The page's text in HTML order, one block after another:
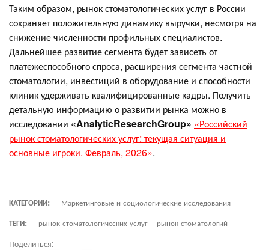
Таким образом, рынок стоматологических услуг в России
сохраняет положительную динамику выручки, несмотря на
снижение численности профильных специалистов.
Дальнейшее развитие сегмента будет зависеть от
платежеспособного спроса, расширения сегмента частной
стоматологии, инвестиций в оборудование и способности
клиник удерживать квалифицированные кадры. Получить
детальную информацию о развитии рынка можно в
исследовании «AnalyticResearchGroup» «Российский
рынок стоматологических услуг: текущая ситуация и
основные игроки. Февраль, 2026».
КАТЕГОРИИ:
Маркетинговые и социологические исследования
ТЕГИ:
рынок стоматологических услуг рынок стоматологий
Поделиться: